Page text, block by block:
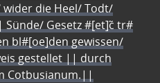
wider die Heel/ Todt/
Gesetz #[et]c̃ tr#
bl#[oe]den gewissen/
gestellet || durch
Cotbusianum.||